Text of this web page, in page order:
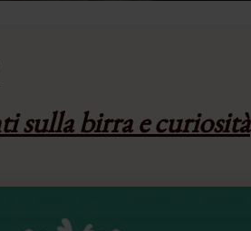
sulla birra e curiosità